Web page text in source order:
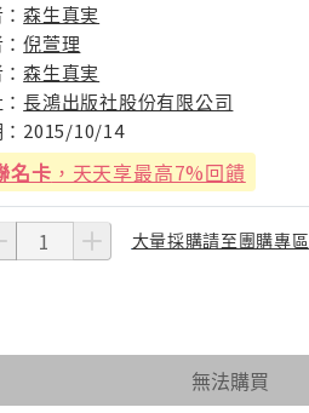
森生真実
倪萱理
森生真実
長鴻出版社股份有限公司
2015/10/14
名卡 ，天天享最高7%回饋
大量採購請至團購專區
無法購買